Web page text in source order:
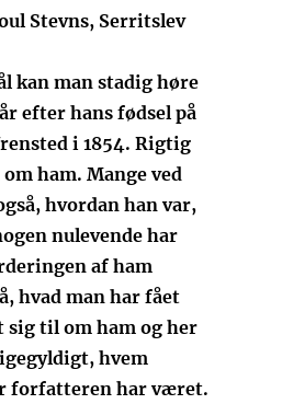
Stevns, Serritslev
kan man stadig høre
efter hans fødsel på
i 1854. Rigtig
ham. Mange ved
hvordan han var,
nulevende har
af ham
hvad man har fået
til om ham og her
hvem
forfatteren har været.